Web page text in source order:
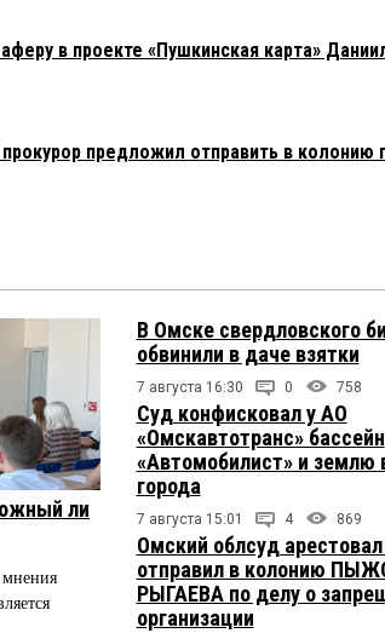
в проекте «Пушкинская карта»
предложил отправить в колонию
ли
мнения
В Омске свердловского
обвинили в даче взятки
7 августа 16:30 0 758
Суд конфисковал у АО
«Омскавтотранс» бассейн
«Автомобилист» и землю
города
7 августа 15:01 4 869
Омский облсуд арестовал
отправил в колонию
РЫГАЕВА по делу о
организации